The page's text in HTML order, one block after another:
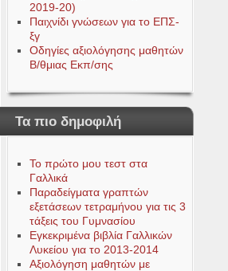
2019-20)
Παιχνίδι γνώσεων για το ΕΠΣ-
ξγ
Οδηγίες αξιολόγησης μαθητών
Β/θμιας Εκπ/σης
Τα πιο δημοφιλή
Το πρώτο μου τεστ στα
Γαλλικά
Παραδείγματα γραπτών
εξετάσεων τετραμήνου για τις 3
τάξεις του Γυμνασίου
Εγκεκριμένα βιβλία Γαλλικών
Λυκείου για το 2013-2014
Αξιολόγηση μαθητών με